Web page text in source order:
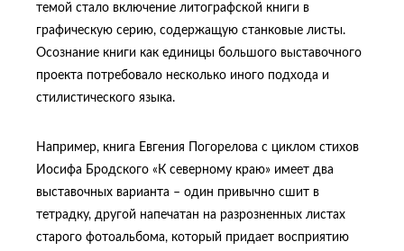
темой стало включение литографской книги в
графическую серию, содержащую станковые листы.
Осознание книги как единицы большого выставочного
проекта потребовало несколько иного подхода и
стилистического языка.
Например, книга Евгения Погорелова с циклом стихов
Иосифа Бродского «К северному краю» имеет два
выставочных варианта – один привычно сшит в
тетрадку, другой напечатан на разрозненных листах
старого фотоальбома, который придает восприятию